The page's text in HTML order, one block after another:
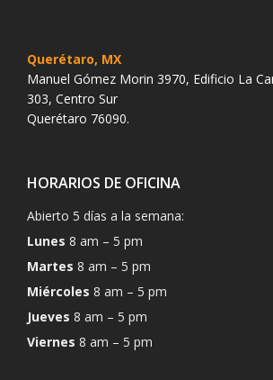
Querétaro, MX
Manuel Gómez Morin 3970, Edificio La
303, Centro Sur
Querétaro 76090.
HORARIOS DE OFICINA
Abierto 5 días a la semana:
Lunes 8 am – 5 pm
Martes 8 am – 5 pm
Miércoles 8 am – 5 pm
Jueves 8 am – 5 pm
Viernes 8 am – 5 pm